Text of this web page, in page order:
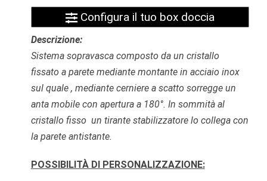
Configura il tuo box doccia
Descrizione:
Sistema sopravasca composto da un cristallo
fissato a parete mediante montante in acciaio inox
sul quale , mediante cerniere a scatto sorregge un
anta mobile con apertura a 180°. In sommità al
cristallo fisso un tirante stabilizzatore lo collega con
la parete antistante.
POSSIBILITÀ DI PERSONALIZZAZIONE: